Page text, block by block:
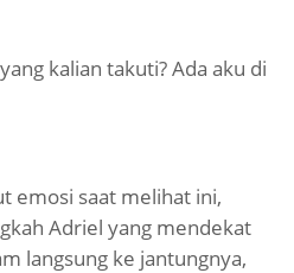
kalian takuti? Ada aku di
emosi saat melihat ini,
Adriel yang mendekat
langsung ke jantungnya,